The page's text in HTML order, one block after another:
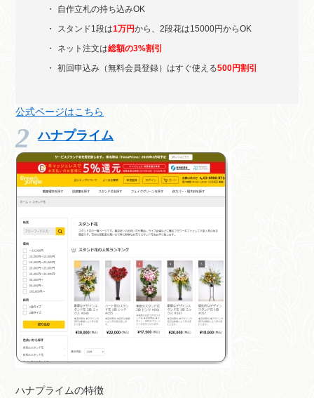
自作立札の持ち込みOK
スタンド1段は1万円から、2段花は15000円からOK
ネット注文は総額の3%割引
初回申込み（無料会員登録）はすぐ使える500円割引
公式ページはこちら
ハナプライム
ハナプライムの特徴